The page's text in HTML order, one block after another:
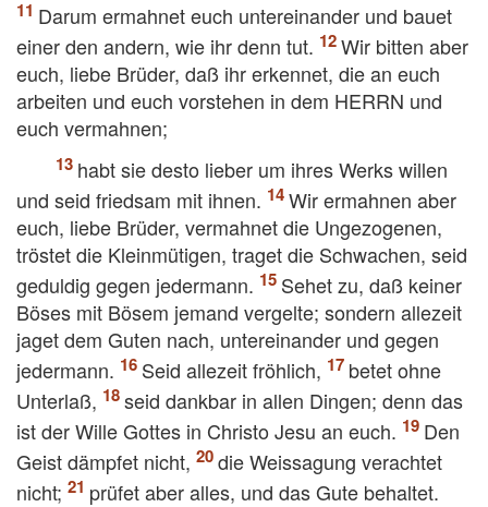
Darum ermahnet euch untereinander und bauet
einer den andern, wie ihr denn tut.
Wir bitten aber
euch, liebe Brüder, daß ihr erkennet, die an euch
arbeiten und euch vorstehen in dem HERRN und
euch vermahnen;
habt sie desto lieber um ihres Werks willen
und seid friedsam mit ihnen.
Wir ermahnen aber
euch, liebe Brüder, vermahnet die Ungezogenen,
tröstet die Kleinmütigen, traget die Schwachen, seid
geduldig gegen jedermann.
Sehet zu, daß keiner
Böses mit Bösem jemand vergelte; sondern allezeit
jaget dem Guten nach, untereinander und gegen
jedermann.
Seid allezeit fröhlich,
betet ohne
Unterlaß,
seid dankbar in allen Dingen; denn das
ist der Wille Gottes in Christo Jesu an euch.
Den
Geist dämpfet nicht,
die Weissagung verachtet
nicht;
prüfet aber alles, und das Gute behaltet.